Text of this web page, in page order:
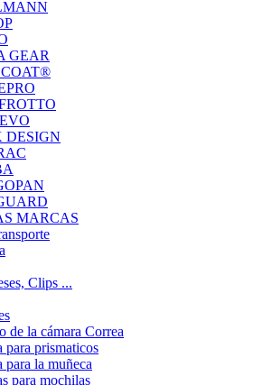
GEAR
DESIGN
MARCAS
Clips ...
de la cámara Correa
para prismaticos
para la muñeca
para mochilas